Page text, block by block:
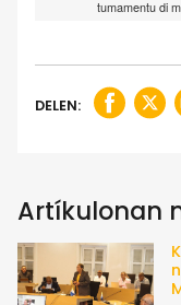
tumamentu di
DELEN:
Artíkulonan